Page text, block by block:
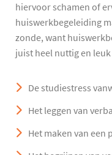
hiervoor schamen of
huiswerkbegeleiding
zonde, want
juist heel nuttig en
De studiestress
Het leggen van
Het maken van een